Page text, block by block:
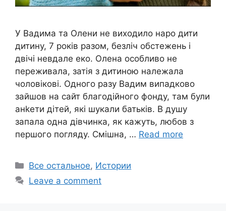
У Вадима та Олени не виходило наро дити
дитину, 7 років разом, безліч обстежень і
двічі невдале еко. Олена особливо не
переживала, затія з дитиною належала
чоловікові. Одного разу Вадим випадково
зайшов на сайт благодійного фонду, там були
анkети дітей, які шукали батьків. В душу
запала одна дівчинка, як кажуть, любов з
першого погляду. Смішна, … Read more
Categories
Все остальное, Истории
Leave a comment